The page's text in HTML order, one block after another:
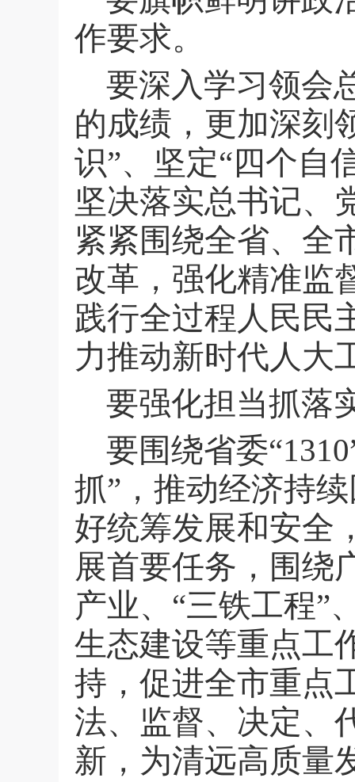
作要求。
要深入学习领会
的成绩，更加深刻
识”、坚定“四个自
坚决落实总书记、
紧紧围绕全省、全
改革，强化精准监
践行全过程人民民
力推动新时代人大
要强化担当抓落
要围绕省委“1310
抓”，推动经济持
好统筹发展和安全
展首要任务，围绕
产业、“三铁工程”
生态建设等重点工
持，促进全市重点
法、监督、决定、
新，为清远高质量